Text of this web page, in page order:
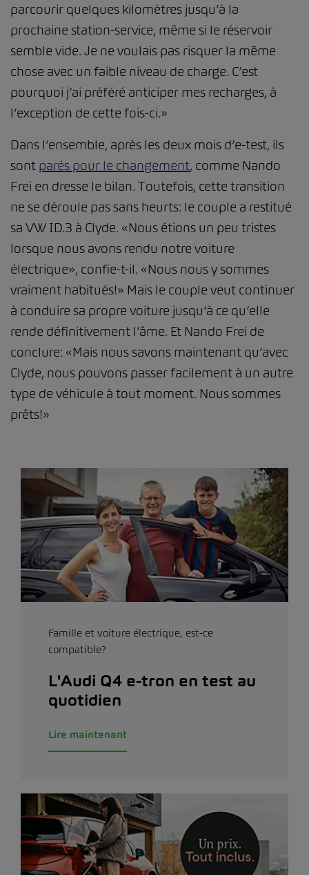
parcourir quelques kilomètres jusqu’à la
prochaine station-service, même si le réservoir
semble vide. Je ne voulais pas risquer la même
chose avec un faible niveau de charge. C’est
pourquoi j’ai préféré anticiper mes recharges, à
l’exception de cette fois-ci.»
Dans l’ensemble, après les deux mois d’e-test, ils
sont parés pour le changement, comme Nando
Frei en dresse le bilan. Toutefois, cette transition
ne se déroule pas sans heurts: le couple a restitué
sa VW ID.3 à Clyde. «Nous étions un peu tristes
lorsque nous avons rendu notre voiture
électrique», confie-t-il. «Nous nous y sommes
vraiment habitués!» Mais le couple veut continuer
à conduire sa propre voiture jusqu’à ce qu’elle
rende définitivement l’âme. Et Nando Frei de
conclure: «Mais nous savons maintenant qu’avec
Clyde, nous pouvons passer facilement à un autre
type de véhicule à tout moment. Nous sommes
prêts!»
Famille et voiture électrique, est-ce
compatible?
L'Audi Q4 e-tron en test au
quotidien
Lire maintenant